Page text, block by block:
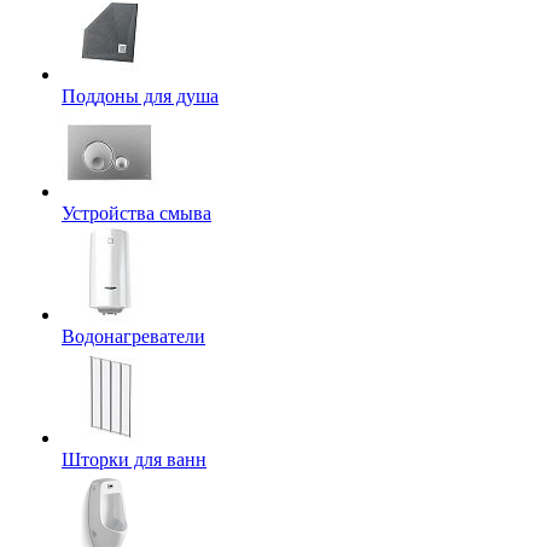
Поддоны для душа
Устройства смыва
Водонагреватели
Шторки для ванн